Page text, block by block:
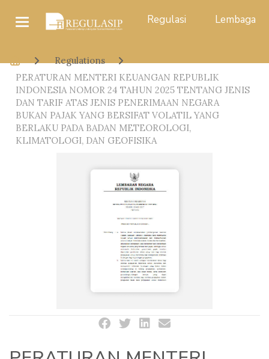
Regulasi Lembaga
Regulations
PERATURAN MENTERI KEUANGAN REPUBLIK
INDONESIA NOMOR 24 TAHUN 2025 TENTANG JENIS
DAN TARIF ATAS JENIS PENERIMAAN NEGARA
BUKAN PAJAK YANG BERSIFAT VOLATIL YANG
BERLAKU PADA BADAN METEOROLOGI,
KLIMATOLOGI, DAN GEOFISIKA